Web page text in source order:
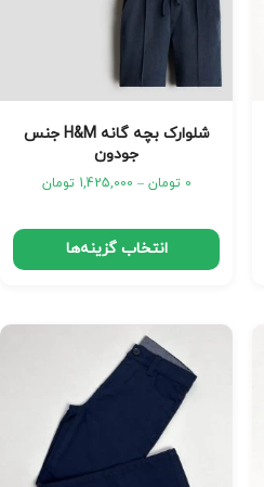
شلوارک بچه گانه H&M جنس
جودون
0 تومان –
1,425,000 تومان
انتخاب گزینه‌ها